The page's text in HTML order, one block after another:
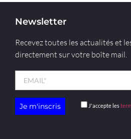
Newsletter
Recevez toutes les actualités et
directement sur votre boîte mail.
J'accepte les